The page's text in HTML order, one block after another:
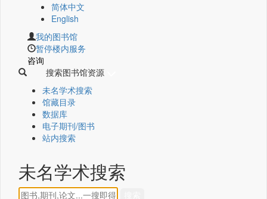
简体中文
English
我的图书馆
暂停楼内服务
咨询
搜索图书馆资源
未名学术搜索
馆藏目录
数据库
电子期刊/图书
站内搜索
未名学术搜索